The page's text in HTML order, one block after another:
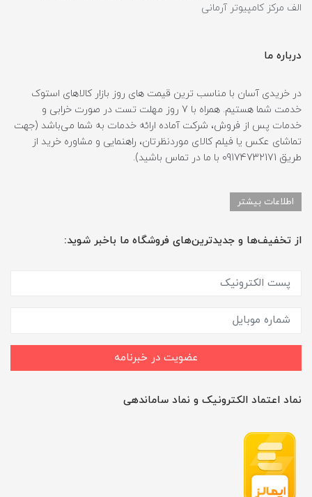
الف مرکز کامپیوتر آرمانی
درباره ما
در خریدی آسان با مناسب ترین قیمت های روز بازار کالاهای استوک
خدمت شما هستیم. همراه با 7 روز مهلت تست در صورت خرابی و
خدمات پس از فروش، شرکت آماده ارائه خدمات به شما می‌باشد (جهت
تماشای عکس یا فیلم کالای موردنظرتان، راهنمایی و مشاوره خرید از
طریق 09174732171 با ما در تماس باشید).
اطلاعات بیشتر
از تخفیف‌ها و جدیدترین‌های فروشگاه ما باخبر شوید:
عضویت در خبرنامه
نماد اعتماد الکترونیک و نماد ساماندهی